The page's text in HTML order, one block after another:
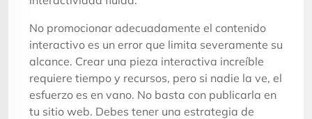
No promocionar adecuadamente el contenido
interactivo es un error que limita severamente su
alcance. Crear una pieza interactiva increíble
requiere tiempo y recursos, pero si nadie la ve, el
esfuerzo es en vano. No basta con publicarla en
tu sitio web. Debes tener una estrategia de